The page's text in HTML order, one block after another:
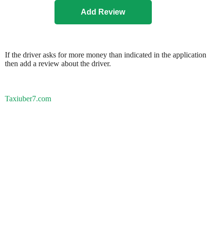
If the driver asks for more money than indicated in the application
then add a review about the driver.
Taxiuber7.com